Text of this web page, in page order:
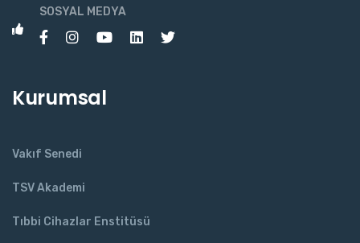
SOSYAL MEDYA
Kurumsal
Vakıf Senedi
TSV Akademi
Tıbbi Cihazlar Enstitüsü